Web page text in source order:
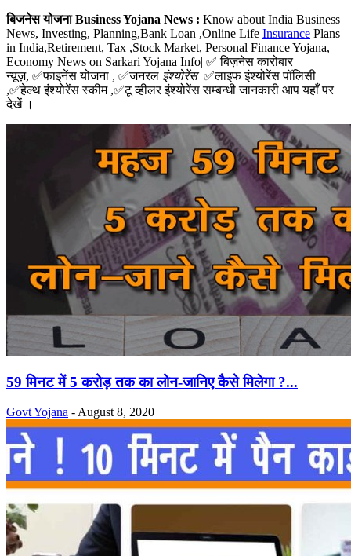
बिजनेस योजना Business Yojana News : Know about India Business
News, Investing, Planning,Bank Loan ,Online Life Insurance Plans
in India,Retirement, Tax ,Stock Market, Personal Finance Yojana,
Economy News on Sarkari Yojana Info| ✅ बिज़नेस कारोबार
न्यूज़, ✅फाइनेंस योजना , ✅जनरल इंश्योरेंस✅लाइफ इंश्योरेंस पॉलिसी
,✅हेल्थ इंश्योरेंस स्कीम ,✅टू व्हीलर इंश्योरेंस सम्बन्धी जानकारी आप यहाँ पर
देखें ।
59 मिनट में 5 करोड़ तक का लोन-जानिए कैसे मिलेगा ?...
Govt Yojana - August 8, 2020